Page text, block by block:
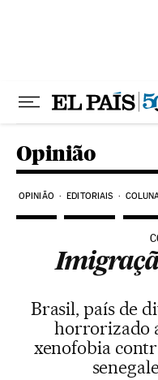
Opinião
OPINIÃO EDITORIAIS
Brasil, país de
horrorizado
xenofobia